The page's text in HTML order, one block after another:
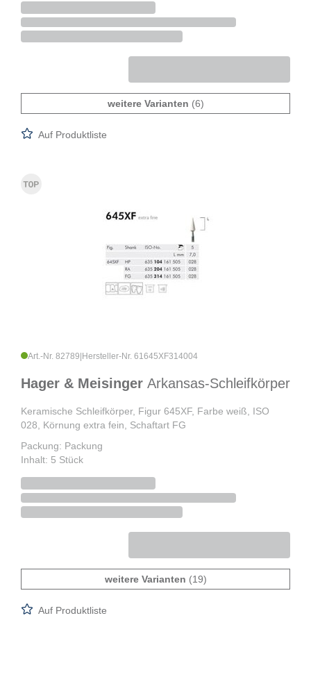
weitere Varianten (6)
Auf Produktliste
Art.-Nr. 82789 Hersteller-Nr. 61645XF314004
Hager & Meisinger Arkansas-Schleifkörper
Keramische Schleifkörper, Figur 645XF, Farbe weiß, ISO
028, Körnung extra fein, Schaftart FG
Packung: Packung
Inhalt: 5 Stück
weitere Varianten (19)
Auf Produktliste